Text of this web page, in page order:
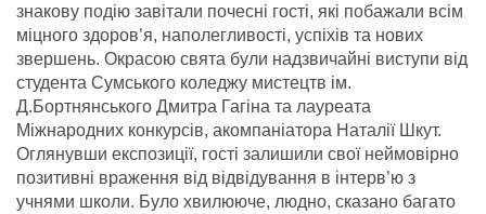
знакову подію завітали почесні гості, які побажали всім
міцного здоров’я, наполегливості, успіхів та нових
звершень. Окрасою свята були надзвичайні виступи від
студента Сумського коледжу мистецтв ім.
Д.Бортнянського Дмитра Гагіна та лауреата
Міжнародних конкурсів, акомпаніатора Наталії Шкут.
Оглянувши експозиції, гості залишили свої неймовірно
позитивні враження від відвідування в інтерв’ю з
учнями школи. Було хвилююче, людно, сказано багато